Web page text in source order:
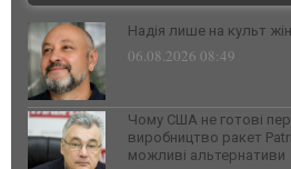
Надія лише на культ
06.08.2026 08:49
Чому США не готові
виробництво ракет
можливі альтернативи